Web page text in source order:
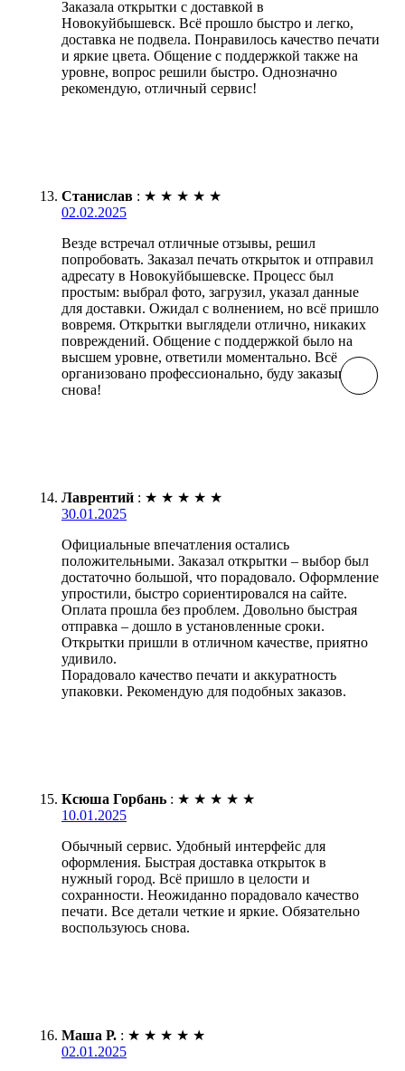
Заказала открытки с доставкой в
Новокуйбышевск. Всё прошло быстро и легко,
доставка не подвела. Понравилось качество печати
и яркие цвета. Общение с поддержкой также на
уровне, вопрос решили быстро. Однозначно
рекомендую, отличный сервис!
Станислав : ★ ★ ★ ★ ★
02.02.2025
Везде встречал отличные отзывы, решил
попробовать. Заказал печать открыток и отправил
адресату в Новокуйбышевске. Процесс был
простым: выбрал фото, загрузил, указал данные
для доставки. Ожидал с волнением, но всё пришло
вовремя. Открытки выглядели отлично, никаких
повреждений. Общение с поддержкой было на
высшем уровне, ответили моментально. Всё
организовано профессионально, буду заказывать
снова!
Лаврентий : ★ ★ ★ ★ ★
30.01.2025
Официальные впечатления остались
положительными. Заказал открытки – выбор был
достаточно большой, что порадовало. Оформление
упростили, быстро сориентировался на сайте.
Оплата прошла без проблем. Довольно быстрая
отправка – дошло в установленные сроки.
Открытки пришли в отличном качестве, приятно
удивило.
Порадовало качество печати и аккуратность
упаковки. Рекомендую для подобных заказов.
Ксюша Горбань : ★ ★ ★ ★ ★
10.01.2025
Обычный сервис. Удобный интерфейс для
оформления. Быстрая доставка открыток в
нужный город. Всё пришло в целости и
сохранности. Неожиданно порадовало качество
печати. Все детали четкие и яркие. Обязательно
воспользуюсь снова.
Маша Р. : ★ ★ ★ ★ ★
02.01.2025